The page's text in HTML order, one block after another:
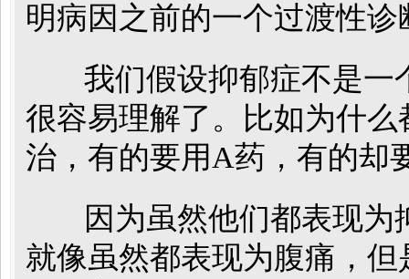
明病因之前的一个过渡性诊
我们假设抑郁症不是一
很容易理解了。比如为什
治，有的要用A药，有的却
因为虽然他们都表现为
就像虽然都表现为腹痛，